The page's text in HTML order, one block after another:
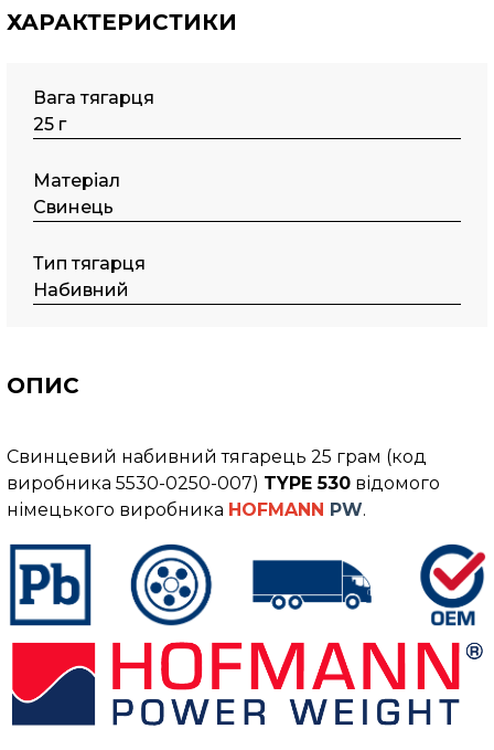
ХАРАКТЕРИСТИКИ
Вага тягарця
25 г
Матеріал
Свинець
Тип тягарця
Набивний
ОПИС
Свинцевий набивний тягарець 25 грам (код
виробника 5530-0250-007) TYPE 530відомого
німецького виробника HOFMANN PW.